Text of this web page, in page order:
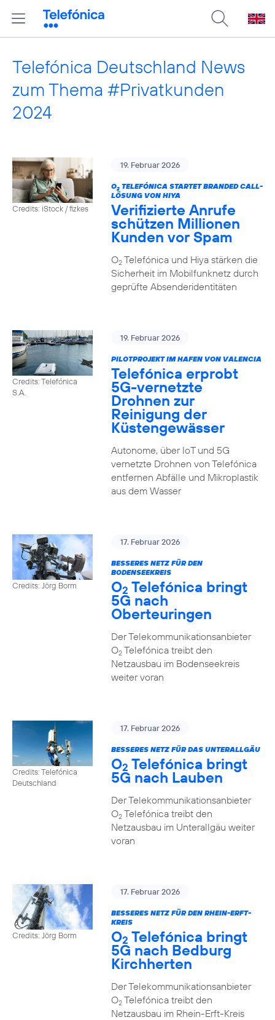
Telefónica Deutschland News
zum Thema #Privatkunden
2024
Credits: iStock / fizkes
19. Februar 2026
O2TELEFÓNICA STARTET BRANDED CALL-
LÖSUNG VON HIYA
Verifizierte Anrufe
schützen Millionen
Kunden vor Spam
O2Telefónica und Hiya stärken die
Sicherheit im Mobilfunknetz durch
geprüfte Absenderidentitäten
Credits: Telefónica
S.A.
19. Februar 2026
PILOTPROJEKT IM HAFEN VON VALENCIA
Telefónica erprobt
5G-vernetzte
Drohnen zur
Reinigung der
Küstengewässer
Autonome, über IoT und 5G
vernetzte Drohnen von Telefónica
entfernen Abfälle und Mikroplastik
aus dem Wasser
Credits: Jörg Borm
17. Februar 2026
BESSERES NETZ FÜR DEN
BODENSEEKREIS
O2 Telefónica bringt
5G nach
Oberteuringen
Der Telekommunikationsanbieter
O2Telefónica treibt den
Netzausbau im Bodenseekreis
weiter voran
Credits: Telefónica
Deutschland
17. Februar 2026
BESSERES NETZ FÜR DAS UNTERALLGÄU
O2 Telefónica bringt
5G nach Lauben
Der Telekommunikationsanbieter
O2Telefónica treibt den
Netzausbau im Unterallgäu weiter
voran
Credits: Jörg Borm
17. Februar 2026
BESSERES NETZ FÜR DEN RHEIN-ERFT-
KREIS
O2 Telefónica bringt
5G nach Bedburg
Kirchherten
Der Telekommunikationsanbieter
O2Telefónica treibt den
Netzausbau im Rhein-Erft-Kreis